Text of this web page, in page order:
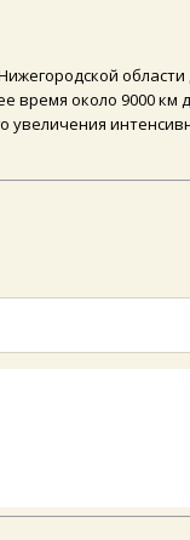
время около 9000 км
увеличения